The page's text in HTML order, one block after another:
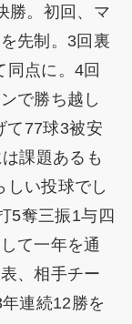
勝。初回、マ
先制。3回裏
同点に。4回
で勝ち越し
て77球3被安
課題あるも
しい投球でし
5奪三振1与四
て一年を通
、相手チー
連続12勝を